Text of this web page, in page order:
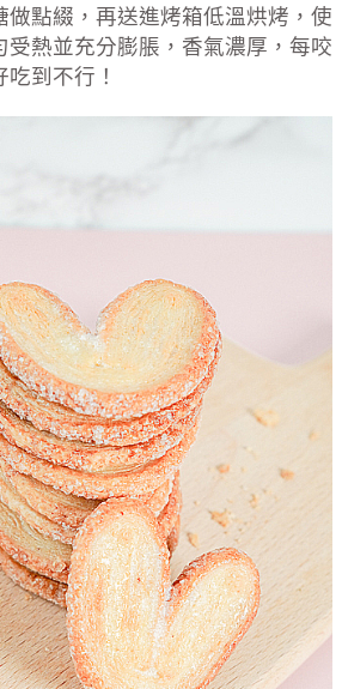
做點綴，再送進烤箱低溫烘烤，使
受熱並充分膨脹，香氣濃厚，每咬
到不行！